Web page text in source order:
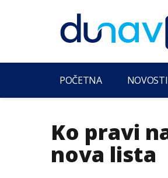
POČETNA NOVOSTI
Ko pravi
nova lista